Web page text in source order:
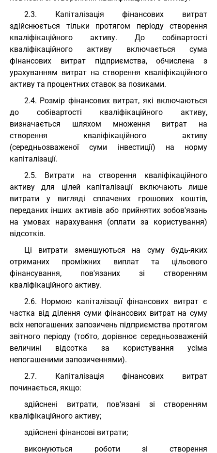
2.3. Капіталізація фінансових витрат
здійснюється тільки протягом періоду створення
кваліфікаційного активу. До собівартості
кваліфікаційного активу включається сума
фінансових витрат підприємства, обчислена з
урахуванням витрат на створення кваліфікаційного
активу та процентних ставок за позиками.
2.4. Розмір фінансових витрат, які включаються
до собівартості кваліфікаційного активу,
визначається шляхом множення витрат на
створення кваліфікаційного активу
(середньозваженої суми інвестиції) на норму
капіталізації.
2.5. Витрати на створення кваліфікаційного
активу для цілей капіталізації включають лише
витрати у вигляді сплачених грошових коштів,
переданих інших активів або прийнятих зобов'язань
на умовах нарахування (оплати за користування)
відсотків.
Ці витрати зменшуються на суму будь-яких
отриманих проміжних виплат та цільового
фінансування, пов'язаних зі створенням
кваліфікаційного активу.
2.6. Нормою капіталізації фінансових витрат є
частка від ділення суми фінансових витрат на суму
всіх непогашених запозичень підприємства протягом
звітного періоду (тобто, дорівнює середньозваженій
величині відсотка за користування усіма
непогашеними запозиченнями).
2.7. Капіталізація фінансових витрат
починається, якщо:
здійснені витрати, пов'язані зі створенням
кваліфікаційного активу;
здійснені фінансові витрати;
виконуються роботи зі створення